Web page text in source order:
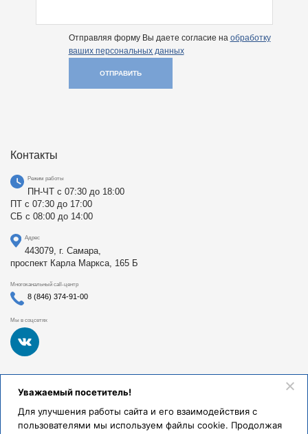
Отправляя форму Вы даете согласие на обработку
ваших персональных данных
ОТПРАВИТЬ
Контакты
Режим работы
ПН-ЧТ с 07:30 до 18:00
ПТ с 07:30 до 17:00
СБ с 08:00 до 14:00
Адрес
443079, г. Самара,
проспект Карла Маркса, 165 Б
Многоканальный call-центр
8 (846) 374-91-00
Мы в соцсетях
Федеральное государственное бюджетное образовательное
учреждение высшего образования «Самарский
здравоохранения Российской Федерации». Клиники СамГМУ
были основаны в 1930 году.
Уважаемый посетитель!
Для улучшения работы сайта и его взаимодействия с
пользователями мы используем файлы cookie. Продолжая